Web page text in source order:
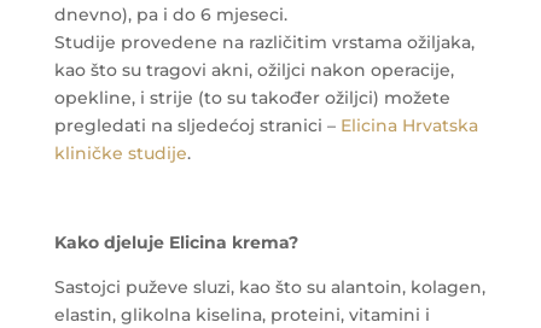
dnevno), pa i do 6 mjeseci.
Studije provedene na različitim vrstama ožiljaka,
kao što su tragovi akni, ožiljci nakon operacije,
opekline, i strije (to su također ožiljci) možete
pregledati na sljedećoj stranici – Elicina Hrvatska
kliničke studije.
Kako djeluje Elicina krema?
Sastojci puževe sluzi, kao što su alantoin, kolagen,
elastin, glikolna kiselina, proteini, vitamini i